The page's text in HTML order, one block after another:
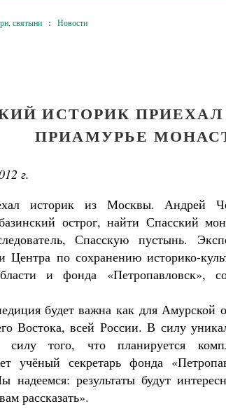
святыни : Новости
ИСТОРИК
ПРИАМУРЬЕ
г.
историк из Москвы. Андрей
острог, найти Спасский
Спасскую пустынь.
Центра по сохранению историко-
и фонда «Петропавловск»,
будет важна как для Амурской
Востока, всей России. В силу
того, что планируется
учёный секретарь фонда
результаты будут
рассказать».